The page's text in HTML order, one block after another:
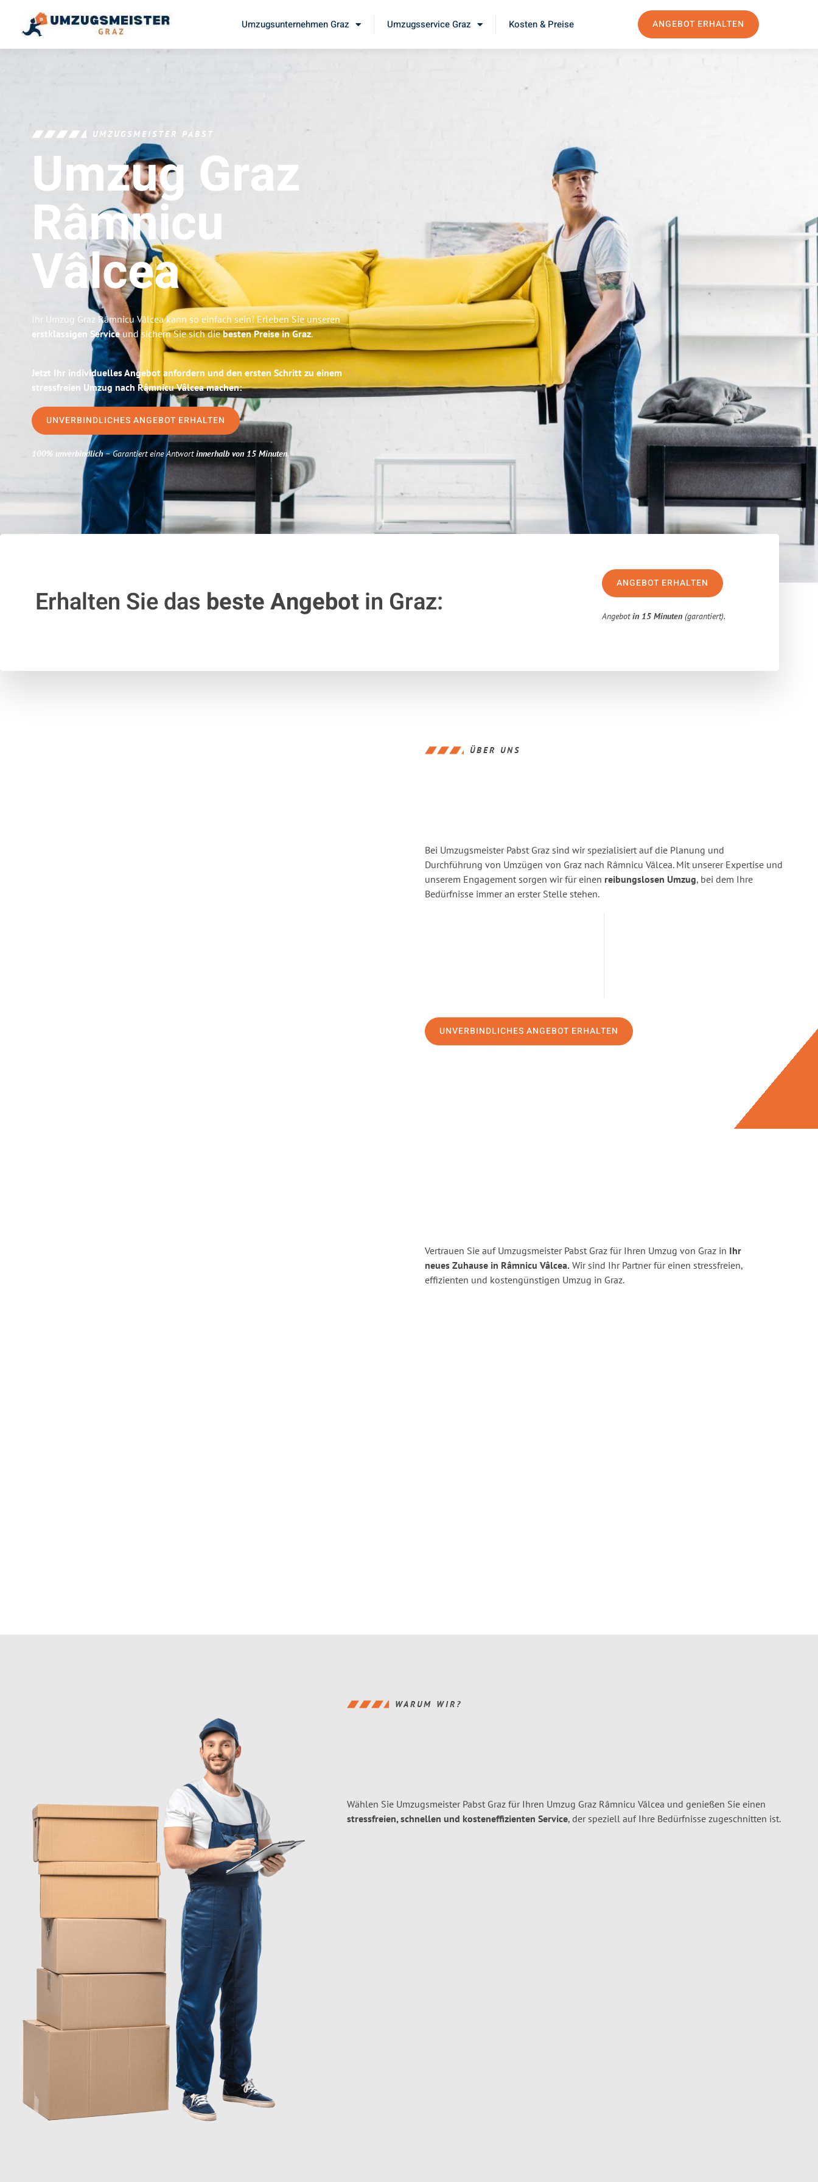
Umzugsunternehmen Graz Umzugsservice Graz Kosten & Preise ANGEBOT ERHALTEN
UMZUGSMEISTER PABST
Umzug Graz
Râmnicu
Vâlcea
Ihr Umzug Graz Râmnicu Vâlcea kann so einfach sein! Erleben Sie unseren
erstklassigen Serviceund sichern Sie sich diebesten Preise in Graz.
Jetzt Ihr individuelles Angebot anfordern und den ersten Schritt zu einem
stressfreien Umzug nach Râmnicu Vâlcea machen:
UNVERBINDLICHES ANGEBOT ERHALTEN
100% unverbindlich– Garantiert eine Antwortinnerhalb von 15 Minuten.
Erhalten Sie das beste Angebotin Graz:
ANGEBOT ERHALTEN
Angebotin 15 Minuten (garantiert).
ÜBER UNS
Bei Umzugsmeister Pabst Graz sind wir spezialisiert auf die Planung und
Durchführung von Umzügen von Graz nach Râmnicu Vâlcea. Mit unserer Expertise und
unserem Engagement sorgen wir für einen reibungslosen Umzug, bei dem Ihre
Bedürfnisse immer an erster Stelle stehen.
UNVERBINDLICHES ANGEBOT ERHALTEN
Vertrauen Sie auf Umzugsmeister Pabst Graz für Ihren Umzug von Graz in Ihr
neues Zuhause in Râmnicu Vâlcea. Wir sind Ihr Partner für einen stressfreien,
effizienten und kostengünstigen Umzug in Graz.
WARUM WIR?
Wählen Sie Umzugsmeister Pabst Graz für Ihren Umzug Graz Râmnicu Vâlcea und genießen Sie einen
stressfreien, schnellen und kosteneffizienten Service, der speziell auf Ihre Bedürfnisse zugeschnitten ist.